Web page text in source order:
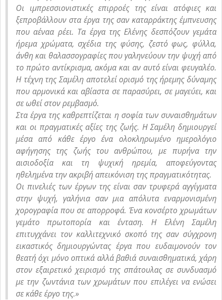
Οι ιμπρεσσιονιστικές επιρροές της είναι ατόφιες και
ξεπροβάλλουν στα έργα της σαν καταρράκτης έμπνευσης
που αέναα ρέει. Τα έργα της Ελένης δεσπόζουν γεμάτα
ήρεμα χρώματα, σχέδια της φύσης, ζεστό φως, φύλλα,
άνθη και θαλασσογραφίες που γαληνεύουν την ψυχή από
το πρώτο αντίκρισμα, ακόμα και αν αυτό είναι φευγαλέο.
Η τέχνη της Σαμέλη αποτελεί ορισμό της ήρεμης δύναμης
που αρμονικά και αβίαστα σε παρασύρει, σε μαγεύει, και
σε ωθεί στον ρεμβασμό.
Στα έργα της καθρεπτίζεται η σοφία των συναισθημάτων
και οι πραγματικές αξίες της ζωής. Η Σαμέλη δημιουργεί
μέσα από κάθε έργο ένα ολοκληρωμένο ημερολόγιο
αφήγησης της ζωής του ανθρώπου, με πυρήνα την
αισιοδοξία και τη ψυχική ηρεμία, αποφεύγοντας
ηθελημένα την ακριβή απεικόνιση της πραγματικότητας.
Οι πινελιές των έργων της είναι σαν τρυφερά αγγίγματα
στην ψυχή, γαλήνια σαν μια απόλυτα εναρμονισμένη
χορογραφία που σε απορροφά. Ένα κονσέρτο χρωμάτων
γεμάτο πρωτοπορία και ένταση. Η Ελένη Σαμέλη
επιτυγχάνει τον καλλιτεχνικό σκοπό της σαν σύγχρονη
εικαστικός δημιουργώντας έργα που ευδαιμονούν τον
θεατή όχι μόνο οπτικά αλλά βαθιά συναισθηματικά, χάρη
στον εξαιρετικό χειρισμό της σπάτουλας σε συνδυασμό
με την ζωντάνια των χρωμάτων που επιλέγει να ενώσει
σε κάθε έργο της.»